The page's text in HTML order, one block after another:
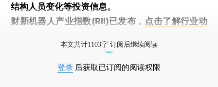
结构人员变化等投资信息。
财新机器人产业指数(RII)已发布， 点击了解行业动
本文共计1103字 订阅后继续阅读
登录 后获取已订阅的阅读权限